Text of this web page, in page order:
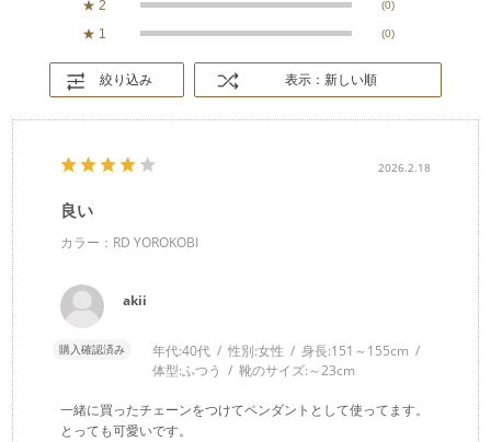
★ 2 (0)
★ 1 (0)
絞り込み 表示：新しい順
2026.2.18
良い
カラー：RD YOROKOBI
akii
購入確認済み 年代:40代 性別:女性 身長:151～155cm
体型:ふつう 靴のサイズ:～23cm
一緒に買ったチェーンをつけてペンダントとして使ってます。
とっても可愛いです。